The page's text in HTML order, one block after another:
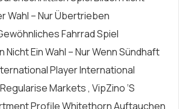
Wahl – Nur Übertrieben
Fahrrad Spiel
Ein Wahl – Nur Wenn Sündhaft
Player International
Markets , VipZino ‘s
Profile Whitethorn Auftauchen